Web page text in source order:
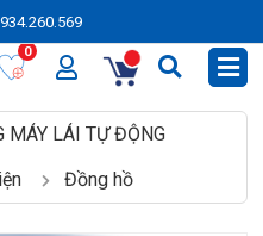
0
MÁY LÁI TỰ ĐỘNG
Đồng hồ